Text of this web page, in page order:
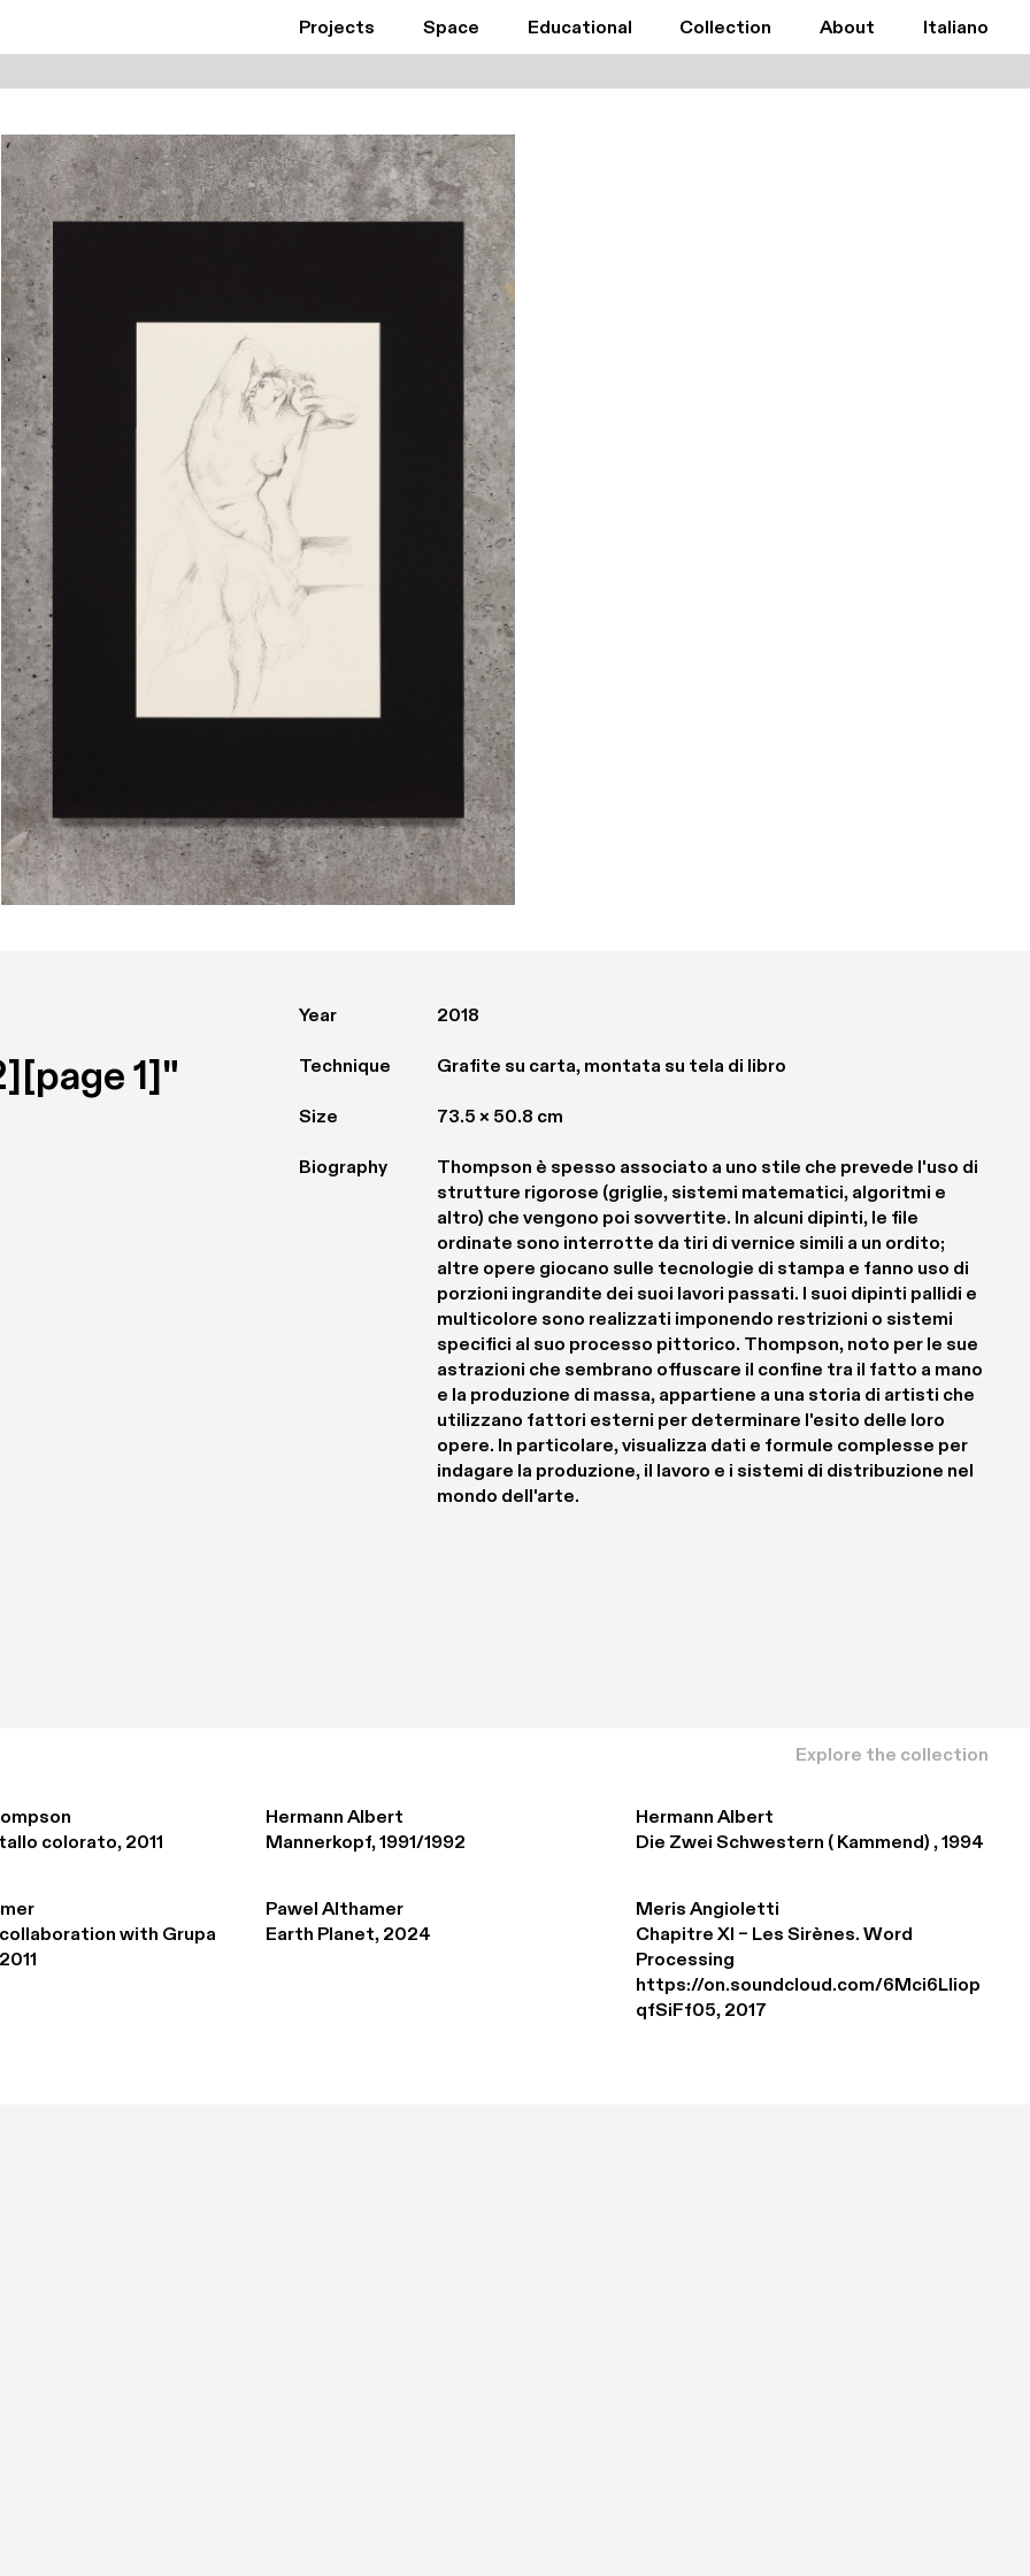
Projects Space Educational Collection About Italiano
1]"
Year 2018
Technique Grafite su carta, montata su tela di libro
Size 73.5 × 50.8 cm
Biography
Thompson è spesso associato a uno stile che prevede l'uso di
strutture rigorose (griglie, sistemi matematici, algoritmi e
altro) che vengono poi sovvertite. In alcuni dipinti, le file
ordinate sono interrotte da tiri di vernice simili a un ordito;
altre opere giocano sulle tecnologie di stampa e fanno uso di
porzioni ingrandite dei suoi lavori passati. I suoi dipinti pallidi e
multicolore sono realizzati imponendo restrizioni o sistemi
specifici al suo processo pittorico. Thompson, noto per le sue
astrazioni che sembrano offuscare il confine tra il fatto a mano
e la produzione di massa, appartiene a una storia di artisti che
utilizzano fattori esterni per determinare l'esito delle loro
opere. In particolare, visualizza dati e formule complesse per
indagare la produzione, il lavoro e i sistemi di distribuzione nel
mondo dell'arte.
Explore the collection
colorato, 2011
Hermann Albert
Mannerkopf, 1991/1992
Hermann Albert
Die Zwei Schwestern ( Kammend) , 1994
with Grupa
Pawel Althamer
Earth Planet, 2024
Meris Angioletti
Chapitre XI – Les Sirènes. Word
Processing
https://on.soundcloud.com/6Mci6Lliop
qfSiFf05, 2017